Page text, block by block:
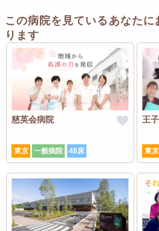
この病院を見ているあなたに
ります
慈英会病院
東京 一般病院 48床
王
東京